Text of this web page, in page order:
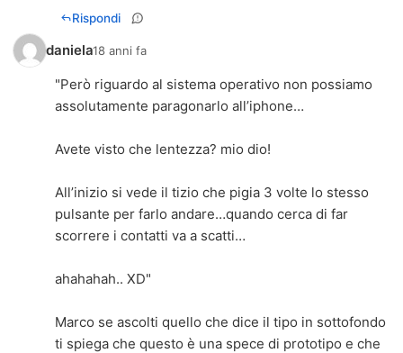
Rispondi
daniela18 anni fa
"Però riguardo al sistema operativo non possiamo
assolutamente paragonarlo all’iphone…
Avete visto che lentezza? mio dio!
All’inizio si vede il tizio che pigia 3 volte lo stesso
pulsante per farlo andare…quando cerca di far
scorrere i contatti va a scatti…
ahahahah.. XD"
Marco se ascolti quello che dice il tipo in sottofondo
ti spiega che questo è una spece di prototipo e che